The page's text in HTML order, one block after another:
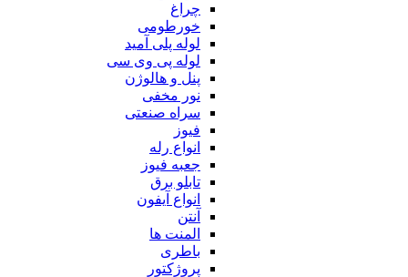
چراغ
خورطومی
لوله پلی آمید
لوله پی وی سی
پنل و هالوژن
نور مخفی
سراه صنعتی
فیوز
انواع رله
جعبه فیوز
تابلو برق
انواع آیفون
آنتن
المنت ها
باطری
پروژکتور